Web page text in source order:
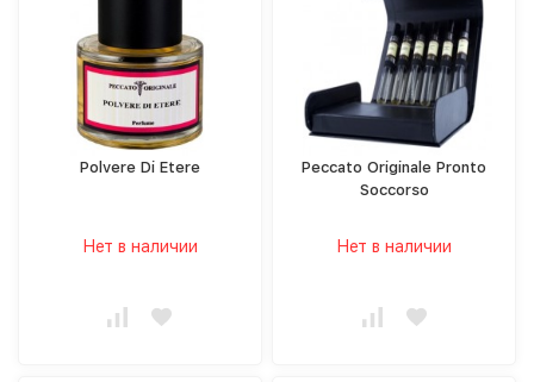
Polvere Di Etere
Нет в наличии
Peccato Originale Pronto
Soccorso
Нет в наличии